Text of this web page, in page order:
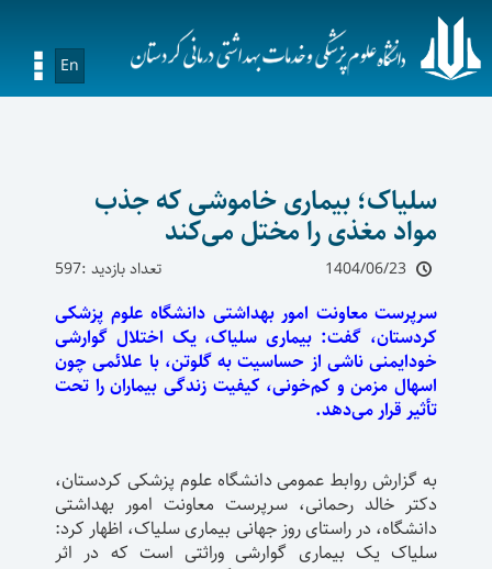
En
سلیاک؛ بیماری خاموشی که جذب
مواد مغذی را مختل می‌کند
تعداد بازدید :597
سرپرست معاونت امور بهداشتی دانشگاه علوم پزشکی
کردستان، گفت: بیماری سلیاک، یک اختلال گوارشی
خودایمنی ناشی از حساسیت به گلوتن، با علائمی چون
اسهال مزمن و کم‌خونی، کیفیت زندگی بیماران را تحت
تأثیر قرار می‌دهد.
به گزارش روابط عمومی دانشگاه علوم پزشکی کردستان،
دکتر خالد رحمانی، سرپرست معاونت امور بهداشتی
دانشگاه، در راستای روز جهانی بیماری سلیاک، اظهار کرد:
سلیاک یک بیماری گوارشی وراثتی است که در اثر